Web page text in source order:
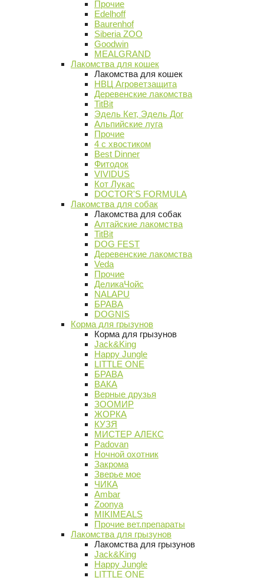
Прочие
Edelhoff
Baurenhof
Siberia ZOO
Goodwin
MEALGRAND
Лакомства для кошек
Лакомства для кошек
НВЦ Агроветзащита
Деревенские лакомства
TitBit
Эдель Кет, Эдель Дог
Альпийские луга
Прочие
4 с хвостиком
Best Dinner
Фитодок
VIVIDUS
Кот Лукас
DOCTOR'S FORMULA
Лакомства для собак
Лакомства для собак
Алтайские лакомства
TitBit
DOG FEST
Деревенские лакомства
Veda
Прочие
ДеликаЧойс
NALAPU
БРАВА
DOGNIS
Корма для грызунов
Корма для грызунов
Jack&King
Happy Jungle
LITTLE ONE
БРАВА
ВАКА
Верные друзья
ЗООМИР
ЖОРКА
КУЗЯ
МИСТЕР АЛЕКС
Padovan
Ночной охотник
Закрома
Зверье мое
ЧИКА
Ambar
Zoonya
MIKIMEALS
Прочие вет.препараты
Лакомства для грызунов
Лакомства для грызунов
Jack&King
Happy Jungle
LITTLE ONE